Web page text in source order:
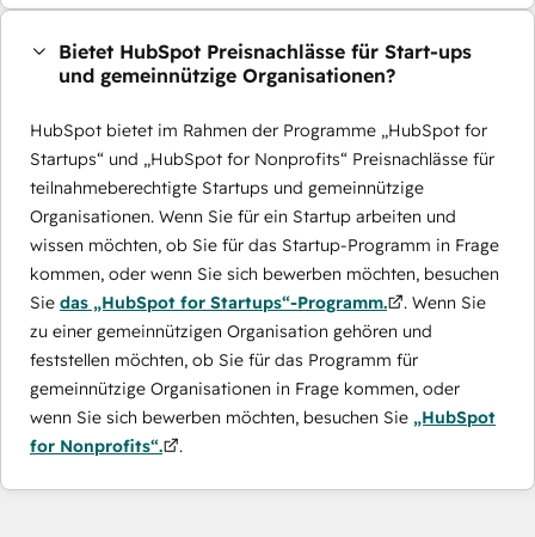
Bietet HubSpot Preisnachlässe für Start-ups
und gemeinnützige Organisationen?
HubSpot bietet im Rahmen der Programme „HubSpot for
Startups“ und „HubSpot for Nonprofits“ Preisnachlässe für
teilnahmeberechtigte Startups und gemeinnützige
Organisationen. Wenn Sie für ein Startup arbeiten und
wissen möchten, ob Sie für das Startup-Programm in Frage
kommen, oder wenn Sie sich bewerben möchten, besuchen
Sie das „HubSpot for Startups“-Programm.
. Wenn Sie
zu einer gemeinnützigen Organisation gehören und
feststellen möchten, ob Sie für das Programm für
gemeinnützige Organisationen in Frage kommen, oder
wenn Sie sich bewerben möchten, besuchen Sie „HubSpot
for Nonprofits“.
.